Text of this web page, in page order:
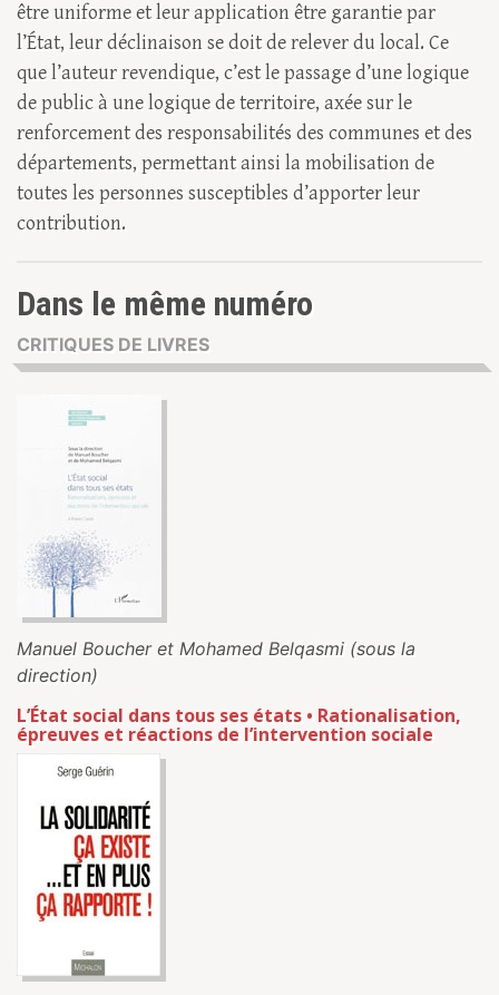
être uniforme et leur application être garantie par
l’État, leur déclinaison se doit de relever du local. Ce
que l’auteur revendique, c’est le passage d’une logique
de public à une logique de territoire, axée sur le
renforcement des responsabilités des communes et des
départements, permettant ainsi la mobilisation de
toutes les personnes susceptibles d’apporter leur
contribution.
Dans le même numéro
CRITIQUES DE LIVRES
Manuel Boucher et Mohamed Belqasmi (sous la
direction)
L’État social dans tous ses états • Rationalisation,
épreuves et réactions de l’intervention sociale